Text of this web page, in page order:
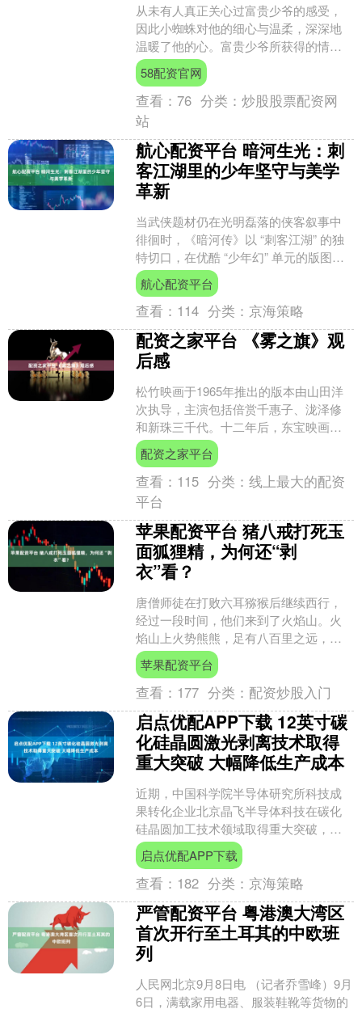
从未有人真正关心过富贵少爷的感受，
因此小蜘蛛对他的细心与温柔，深深地
温暖了他的心。富贵少爷所获得的情感
本就有限，所以他总是倍加珍惜。每当
小蜘蛛抱怨药太苦，他会悄....
58配资官网
查看：76 分类：炒股股票配资网
站
航心配资平台 暗河生光：刺
客江湖里的少年坚守与美学
革新
当武侠题材仍在光明磊落的侠客叙事中
徘徊时，《暗河传》以 “刺客江湖” 的独
特切口，在优酷 “少年幻” 单元的版图上
凿出了一道深邃的光。这部承接《少年
白马醉春风》....
航心配资平台
查看： 114 分类： 京海策略
配资之家平台 《雾之旗》观
后感
松竹映画于1965年推出的版本由山田洋
次执导，主演包括倍赏千惠子、泷泽修
和新珠三千代。十二年后，东宝映画于
1977年发布了另一版，由西河克己执
导，山口百惠、三国....
配资之家平台
查看： 115 分类：线上最大的配资
平台
苹果配资平台 猪八戒打死玉
面狐狸精，为何还“剥
衣”看？
唐僧师徒在打败六耳猕猴后继续西行，
经过一段时间，他们来到了火焰山。火
焰山上火势熊熊，足有八百里之远，而
且是他们前往西天取经的必经之地。面
对如此猛烈的火焰，孙悟空....
苹果配资平台
查看： 177 分类： 配资炒股入门
启点优配APP下载 12英寸碳
化硅晶圆激光剥离技术取得
重大突破 大幅降低生产成本
近期，中国科学院半导体研究所科技成
果转化企业北京晶飞半导体科技在碳化
硅晶圆加工技术领域取得重大突破，成
功利用自主研发的激光剥离设备实现了
12英寸碳化硅晶圆的剥离....
启点优配APP下载
查看： 182 分类： 京海策略
严管配资平台 粤港澳大湾区
首次开行至土耳其的中欧班
列
人民网北京9月8日电 （记者乔雪峰）9月
6日，满载家用电器、服装鞋靴等货物的